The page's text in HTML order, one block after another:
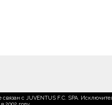
с JUVENTUS F.C. SPA.